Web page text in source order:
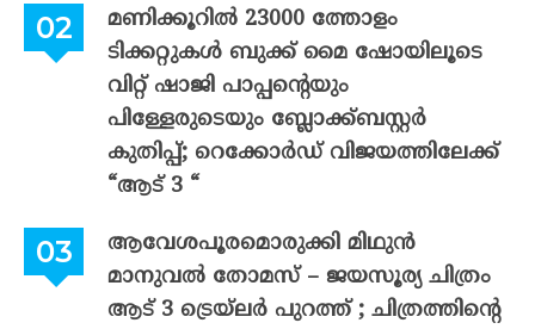
മണിക്കൂറിൽ 23000 ത്തോളം
ടിക്കറ്റുകൾ ബുക്ക് മൈ ഷോയിലൂടെ
വിറ്റ് ഷാജി പാപ്പന്റെയും
പിള്ളേരുടെയും ബ്ലോക്ക്ബസ്റ്റർ
കുതിപ്പ്; റെക്കോർഡ് വിജയത്തിലേക്ക്
“ആട് 3 “
ആവേശപൂരമൊരുക്കി മിഥുൻ
മാനുവൽ തോമസ് – ജയസൂര്യ ചിത്രം
ആട് 3 ട്രെയ്‌ലർ പുറത്ത് ; ചിത്രത്തിന്റെ